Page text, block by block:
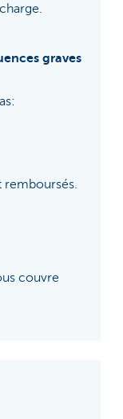
graves
remboursés.
couvre